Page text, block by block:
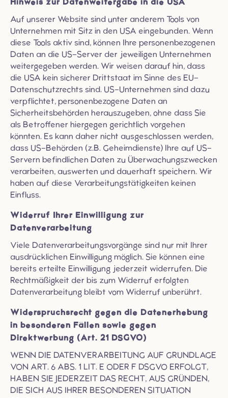
Auf unserer Website sind unter anderem Tools von
Unternehmen mit Sitz in den USA eingebunden. Wenn
diese Tools aktiv sind, können Ihre personenbezogenen
Daten an die US-Server der jeweiligen Unternehmen
weitergegeben werden. Wir weisen darauf hin, dass
die USA kein sicherer Drittstaat im Sinne des EU-
Datenschutzrechts sind. US-Unternehmen sind dazu
verpflichtet, personenbezogene Daten an
Sicherheitsbehörden herauszugeben, ohne dass Sie
als Betroffener hiergegen gerichtlich vorgehen
könnten. Es kann daher nicht ausgeschlossen werden,
dass US-Behörden (z.B. Geheimdienste) Ihre auf US-
Servern befindlichen Daten zu Überwachungszwecken
verarbeiten, auswerten und dauerhaft speichern. Wir
haben auf diese Verarbeitungstätigkeiten keinen
Einfluss.
Widerruf Ihrer Einwilligung zur
Datenverarbeitung
Viele Datenverarbeitungsvorgänge sind nur mit Ihrer
ausdrücklichen Einwilligung möglich. Sie können eine
bereits erteilte Einwilligung jederzeit widerrufen. Die
Rechtmäßigkeit der bis zum Widerruf erfolgten
Datenverarbeitung bleibt vom Widerruf unberührt.
Widerspruchsrecht gegen die Datenerhebung
in besonderen Fällen sowie gegen
Direktwerbung (Art. 21 DSGVO)
WENN DIE DATENVERARBEITUNG AUF GRUNDLAGE
VON ART. 6 ABS. 1 LIT. E ODER F DSGVO ERFOLGT,
HABEN SIE JEDERZEIT DAS RECHT, AUS GRÜNDEN,
DIE SICH AUS IHRER BESONDEREN SITUATION